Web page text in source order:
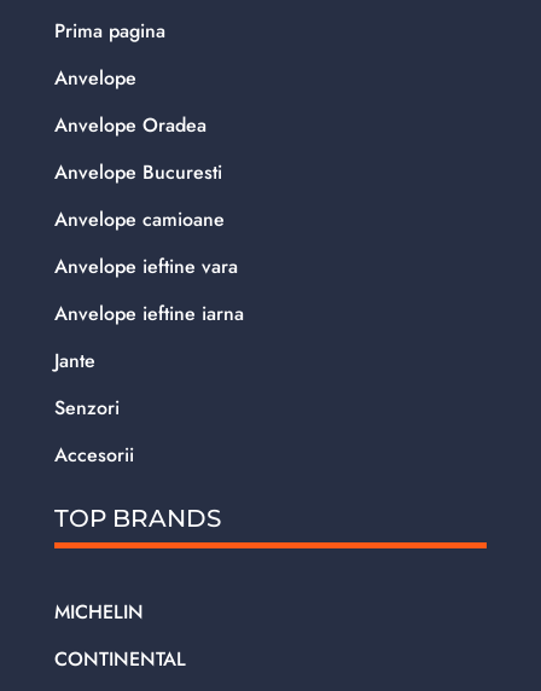
Prima pagina
Anvelope
Anvelope Oradea
Anvelope Bucuresti
Anvelope camioane
Anvelope ieftine vara
Anvelope ieftine iarna
Jante
Senzori
Accesorii
TOP BRANDS
MICHELIN
CONTINENTAL